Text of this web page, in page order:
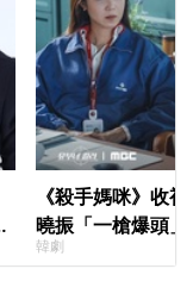
《殺手媽咪》收
曉振「一槍爆頭
韓劇